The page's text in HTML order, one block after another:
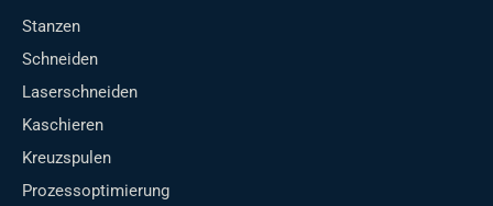
Stanzen
Schneiden
Laserschneiden
Kaschieren
Kreuzspulen
Prozessoptimierung